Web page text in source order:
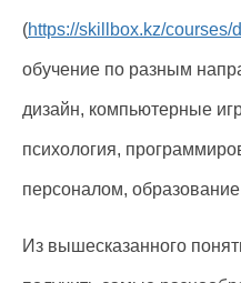
(https://skillbox.kz/courses/
обучение по разным
дизайн, компьютерные
психология,
персоналом,
Из вышесказанного